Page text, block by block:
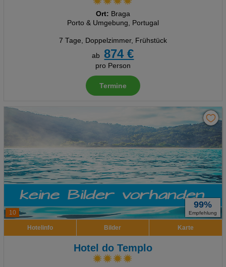
Ort: Braga
Porto & Umgebung, Portugal
7 Tage, Doppelzimmer, Frühstück
ab
874 €
pro Person
Termine
10
99%
Empfehlung
Hotelinfo Bilder Karte
Hotel do Templo